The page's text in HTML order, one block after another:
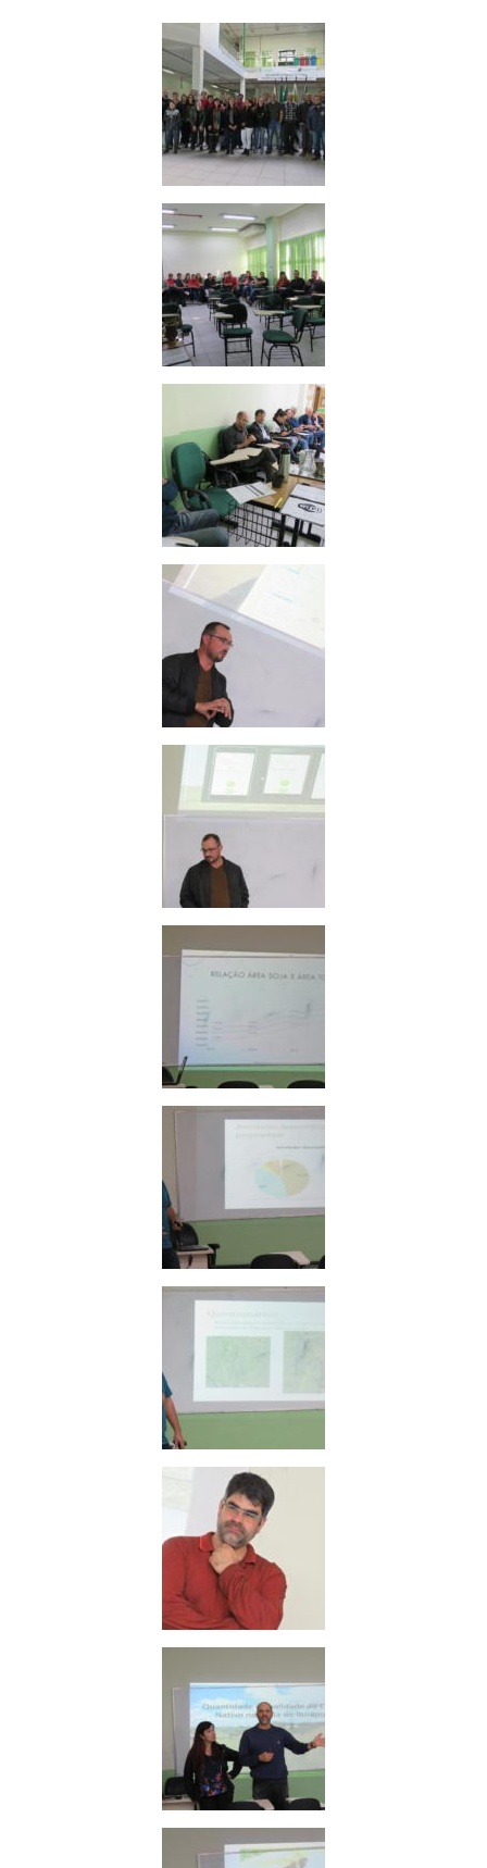
Ministério de Minas e Energia
Ministério da Ciência, Tecnologia, Inovações e Comunicações
Ministério do Desenvolvimento Regional
Ministério da Mulher, da Família e dos Direitos Humanos
Gabinete de Segurança Institucional